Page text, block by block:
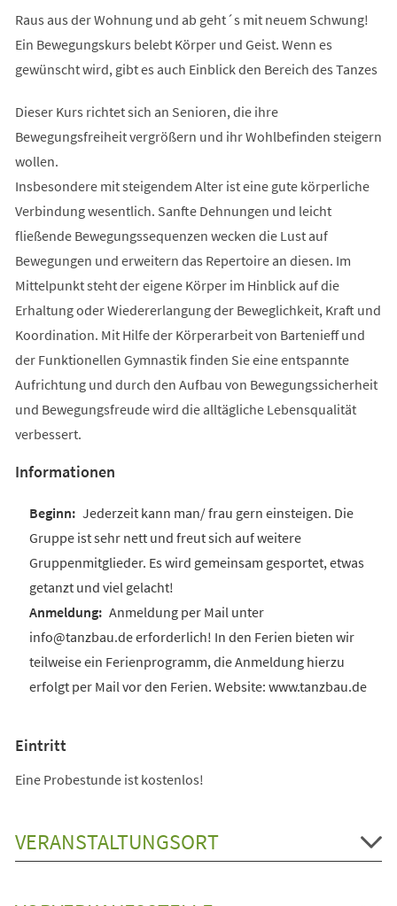
Raus aus der Wohnung und ab geht´s mit neuem Schwung!
Ein Bewegungskurs belebt Körper und Geist. Wenn es
gewünscht wird, gibt es auch Einblick den Bereich des Tanzes
Dieser Kurs richtet sich an Senioren, die ihre
Bewegungsfreiheit vergrößern und ihr Wohlbefinden steigern
wollen.
Insbesondere mit steigendem Alter ist eine gute körperliche
Verbindung wesentlich. Sanfte Dehnungen und leicht
fließende Bewegungssequenzen wecken die Lust auf
Bewegungen und erweitern das Repertoire an diesen. Im
Mittelpunkt steht der eigene Körper im Hinblick auf die
Erhaltung oder Wiedererlangung der Beweglichkeit, Kraft und
Koordination. Mit Hilfe der Körperarbeit von Bartenieff und
der Funktionellen Gymnastik finden Sie eine entspannte
Aufrichtung und durch den Aufbau von Bewegungssicherheit
und Bewegungsfreude wird die alltägliche Lebensqualität
verbessert.
Informationen
Jederzeit kann man/ frau gern einsteigen. Die
Gruppe ist sehr nett und freut sich auf weitere
Gruppenmitglieder. Es wird gemeinsam gesportet, etwas
getanzt und viel gelacht!
Anmeldung per Mail unter
info@tanzbau.de erforderlich! In den Ferien bieten wir
teilweise ein Ferienprogramm, die Anmeldung hierzu
erfolgt per Mail vor den Ferien. Website: www.tanzbau.de
Eintritt
Eine Probestunde ist kostenlos!
VERANSTALTUNGSORT